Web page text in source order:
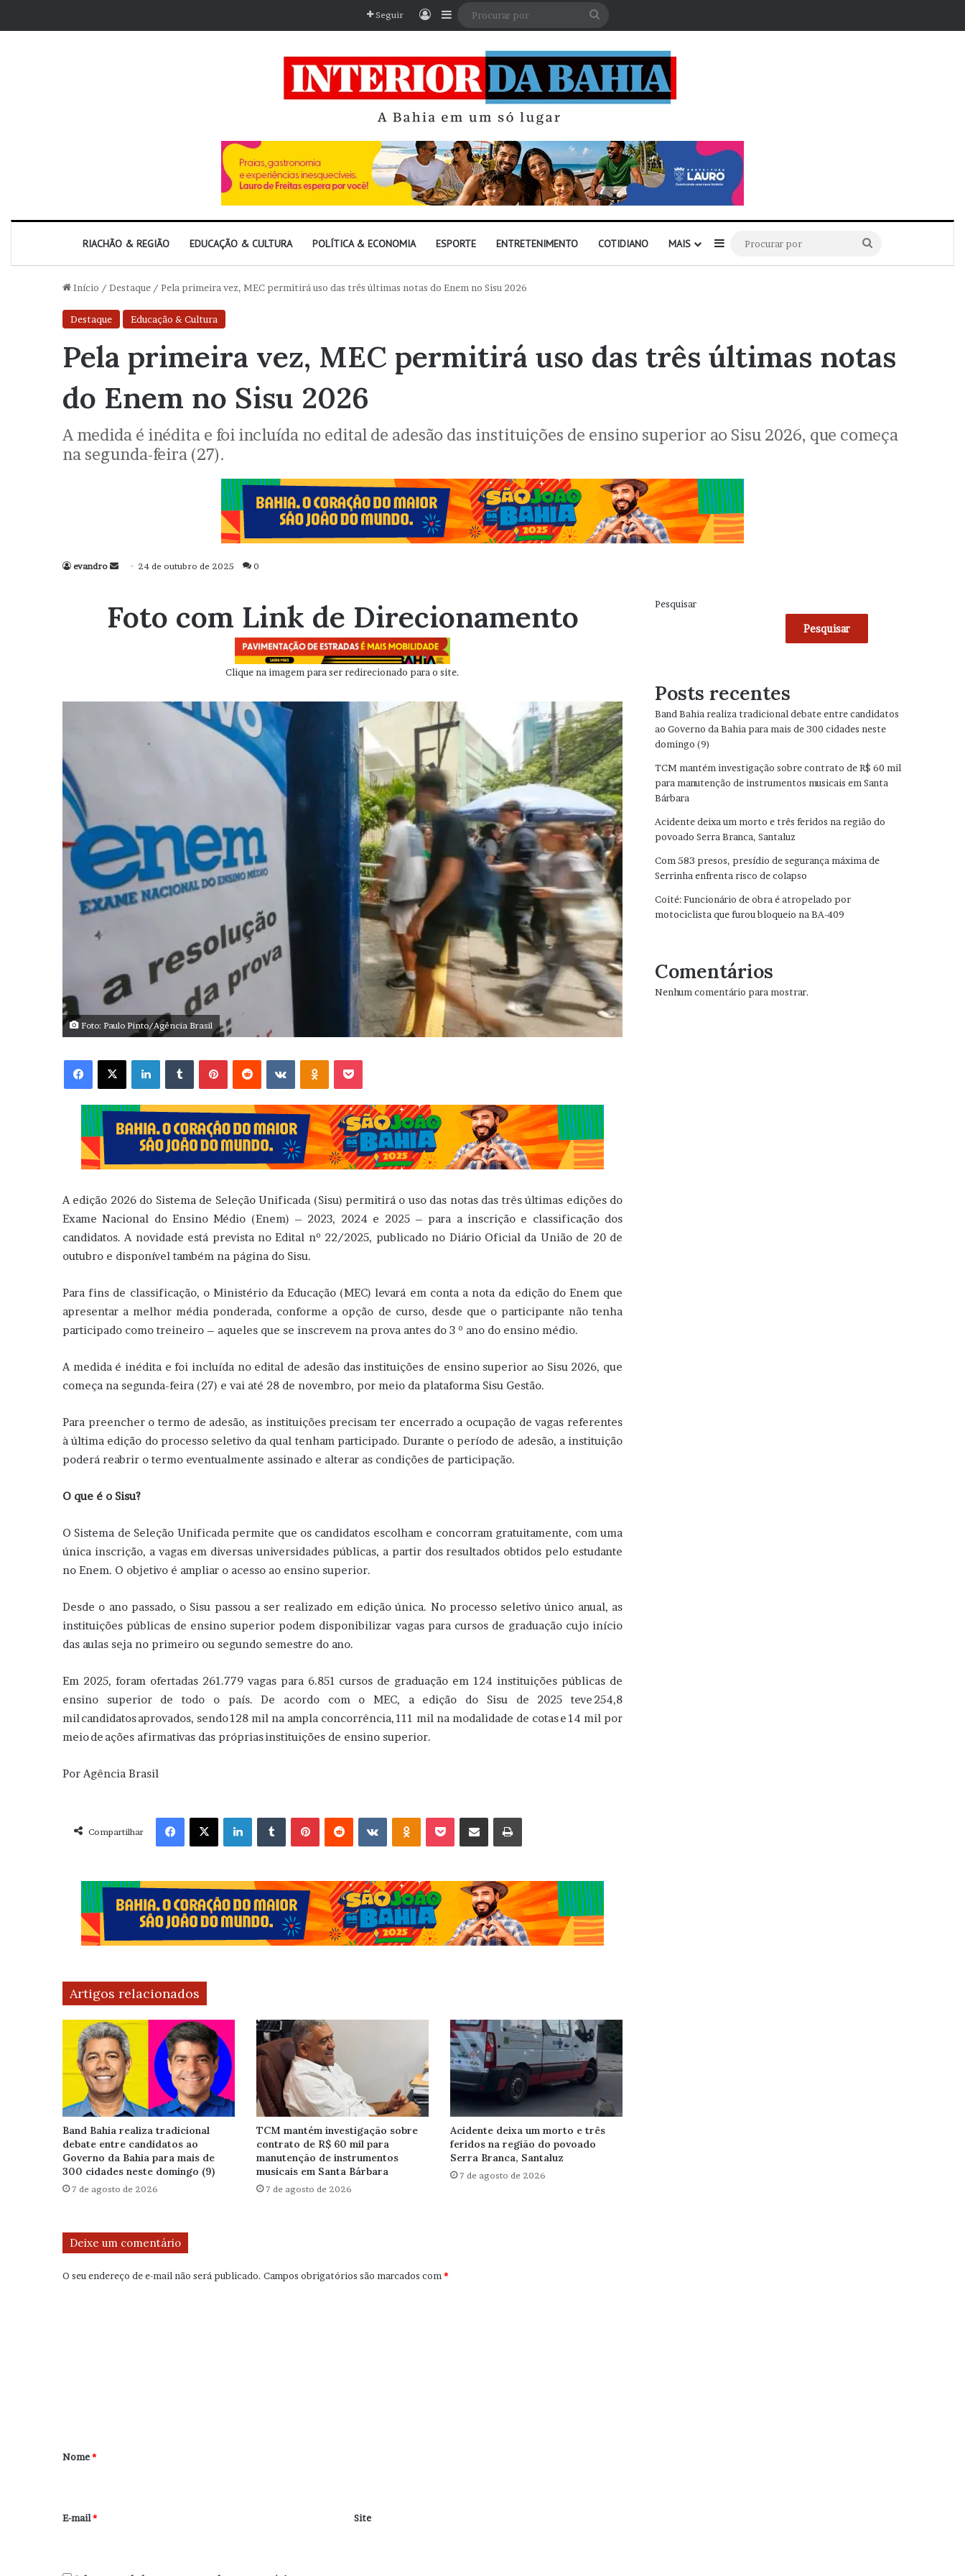
Seguir EntrarBarra Lateral
RIACHÃO & REGIÃO EDUCAÇÃO & CULTURA POLÍTICA & ECONOMIA ESPORTE ENTRETENIMENTO COTIDIANO MAIS Barra Lateral
por
Início / Destaque / Pela primeira vez, MEC permitirá uso das três últimas notas do Enem no Sisu 2026
Destaque Educação & Cultura
Pela primeira vez, MEC permitirá uso das três últimas notas
do Enem no Sisu 2026
A medida é inédita e foi incluída no edital de adesão das instituições de ensino superior ao Sisu 2026, que começa
na segunda-feira (27).
evandro
Mande
mail
24 de outubro de 2025 0
Foto com Link de Direcionamento
Clique na imagem para ser redirecionado para o site.
Foto: Paulo Pinto/Agência Brasil
Facebook X Linkedin VK OK
A edição 2026 do Sistema de Seleção Unificada (Sisu) permitirá o uso das notas das três últimas edições do
Exame Nacional do Ensino Médio (Enem) – 2023, 2024 e 2025 – para a inscrição e classificação dos
candidatos. A novidade está prevista no Edital nº 22/2025, publicado no Diário Oficial da União de 20 de
outubro e disponível também na página do Sisu.
Para fins de classificação, o Ministério da Educação (MEC) levará em conta a nota da edição do Enem que
apresentar a melhor média ponderada, conforme a opção de curso, desde que o participante não tenha
participado como treineiro – aqueles que se inscrevem na prova antes do 3 º ano do ensino médio.
A medida é inédita e foi incluída no edital de adesão das instituições de ensino superior ao Sisu 2026, que
começa na segunda-feira (27) e vai até 28 de novembro, por meio da plataforma Sisu Gestão.
Para preencher o termo de adesão, as instituições precisam ter encerrado a ocupação de vagas referentes
à última edição do processo seletivo da qual tenham participado. Durante o período de adesão, a instituição
poderá reabrir o termo eventualmente assinado e alterar as condições de participação.
O que é o Sisu?
O Sistema de Seleção Unificada permite que os candidatos escolham e concorram gratuitamente, com uma
única inscrição, a vagas em diversas universidades públicas, a partir dos resultados obtidos pelo estudante
no Enem. O objetivo é ampliar o acesso ao ensino superior.
Desde o ano passado, o Sisu passou a ser realizado em edição única. No processo seletivo único anual, as
instituições públicas de ensino superior podem disponibilizar vagas para cursos de graduação cujo início
das aulas seja no primeiro ou segundo semestre do ano.
Em 2025, foram ofertadas 261.779 vagas para 6.851 cursos de graduação em 124 instituições públicas de
ensino superior de todo o país. De acordo com o MEC, a edição do Sisu de 2025 teve 254,8
mil candidatos aprovados, sendo 128 mil na ampla concorrência, 111 mil na modalidade de cotas e 14 mil por
meio de ações afirmativas das próprias instituições de ensino superior.
Por Agência Brasil
Compartilhar
Facebook X Linkedin VK OK
Artigos relacionados
Band Bahia realiza tradicional
debate entre candidatos ao
Governo da Bahia para mais de
300 cidades neste domingo (9)
7 de agosto de 2026
TCM mantém investigação sobre
contrato de R$ 60 mil para
manutenção de instrumentos
musicais em Santa Bárbara
7 de agosto de 2026
Acidente deixa um morto e três
feridos na região do povoado
Serra Branca, Santaluz
7 de agosto de 2026
Deixe um comentário
O seu endereço de e-mail não será publicado. Campos obrigatórios são marcados com*
r
*
Nome*
E-mail* Site
Pesquisar
Pesquisar
Posts recentes
Band Bahia realiza tradicional debate entre candidatos
ao Governo da Bahia para mais de 300 cidades neste
domingo (9)
TCM mantém investigação sobre contrato de R$ 60 mil
para manutenção de instrumentos musicais em Santa
Bárbara
Acidente deixa um morto e três feridos na região do
povoado Serra Branca, Santaluz
Com 583 presos, presídio de segurança máxima de
Serrinha enfrenta risco de colapso
Coité: Funcionário de obra é atropelado por
motociclista que furou bloqueio na BA-409
Comentários
Nenhum comentário para mostrar.